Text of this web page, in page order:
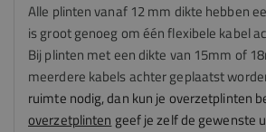
Alle plinten vanaf 12 mm dikte hebben
is groot genoeg om één flexibele kabel
Bij plinten met een dikte van 15mm of
meerdere kabels achter geplaatst
ruimte nodig, dan kun je overzetplinten
overzetplinten geef je zelf de gewenste